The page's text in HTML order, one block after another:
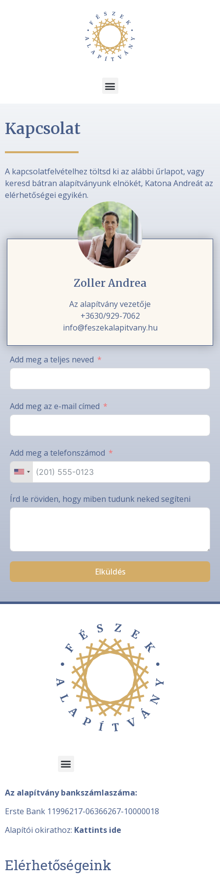
Kapcsolat
A kapcsolatfelvételhez töltsd ki az alábbi űrlapot, vagy
keresd bátran alapítványunk elnökét, Katona Andreát az
elérhetőségei egyikén.
Zoller Andrea
Az alapítvány vezetője
+3630/929-7062
info@feszekalapitvany.hu
Add meg a teljes neved
Add meg az e-mail címed
Add meg a telefonszámod
Írd le röviden, hogy miben tudunk neked segíteni
Elküldés
Az alapítvány bankszámlaszáma:
Erste Bank 11996217-06366267-10000018
Alapítói okirathoz: Kattints ide
Elérhetőségeink